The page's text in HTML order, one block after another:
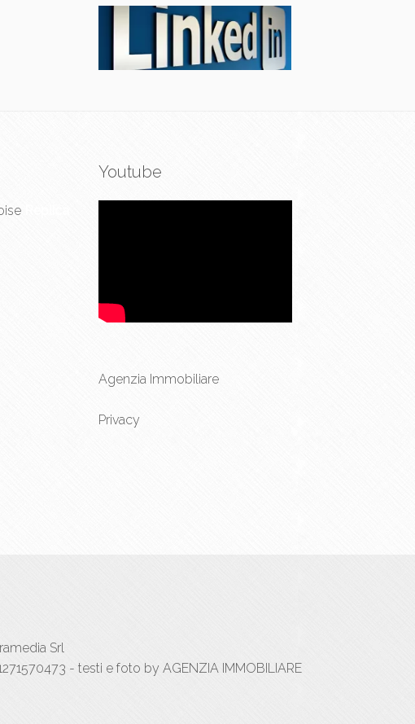
Youtube
Agenzia Immobiliare
Privacy
Srl
- testi e foto by AGENZIA IMMOBILIARE